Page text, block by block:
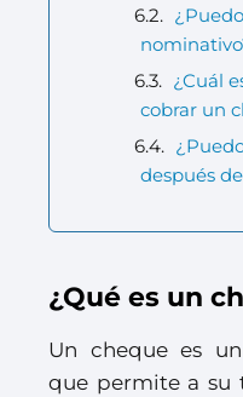
¿Cuál
cobrar un
después
¿Qué es un
Un cheque es
que permite a su